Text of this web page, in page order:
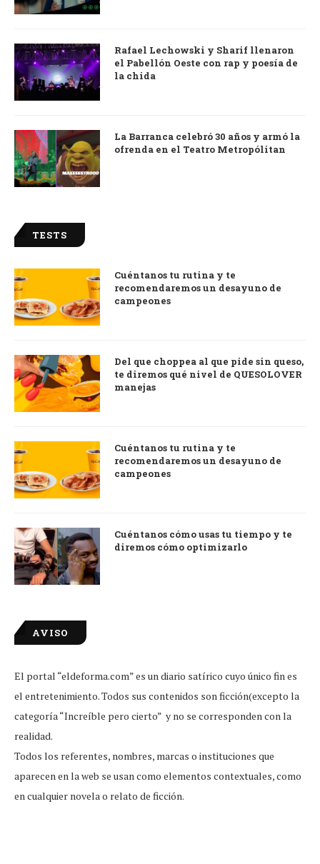
Rafael Lechowski y Sharif llenaron
el Pabellón Oeste con rap y poesía de
la chida
La Barranca celebró 30 años y armó la
ofrenda en el Teatro Metropólitan
TESTS
Cuéntanos tu rutina y te
recomendaremos un desayuno de
campeones
Del que choppea al que pide sin queso,
te diremos qué nivel de QUESOLOVER
manejas
Cuéntanos tu rutina y te
recomendaremos un desayuno de
campeones
Cuéntanos cómo usas tu tiempo y te
diremos cómo optimizarlo
AVISO
El portal “eldeforma.com” es un diario satírico cuyo único fin es
el entretenimiento. Todos sus contenidos son ficción(excepto la
categoría “Increíble pero cierto” y no se corresponden con la
realidad.
Todos los referentes, nombres, marcas o instituciones que
aparecen en la web se usan como elementos contextuales, como
en cualquier novela o relato de ficción.